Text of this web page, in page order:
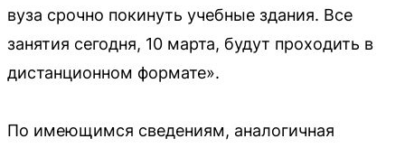
вуза срочно покинуть учебные здания. Все
занятия сегодня, 10 марта, будут проходить в
дистанционном формате».
По имеющимся сведениям, аналогичная